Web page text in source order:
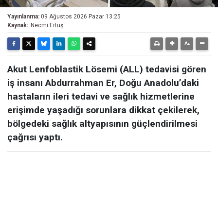
Yayınlanma: 09 Ağustos 2026 Pazar 13:25
Kaynak: Necmi Ertuş
Akut Lenfoblastik Lösemi (ALL) tedavisi gören
iş insanı Abdurrahman Er, Doğu Anadolu’daki
hastaların ileri tedavi ve sağlık hizmetlerine
erişimde yaşadığı sorunlara dikkat çekilerek,
bölgedeki sağlık altyapısının güçlendirilmesi
çağrısı yaptı.